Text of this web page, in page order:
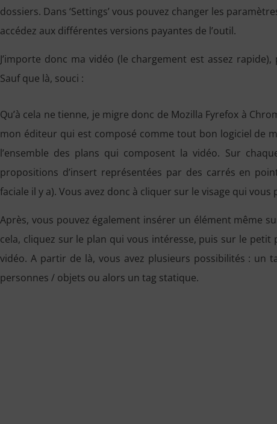
dossiers. Dans ‘Settings’ vous pouvez changer les
accédez aux différentes versions payantes de l’outil.
J’importe donc ma vidéo (le chargement est assez rapide),
Sauf que là, souci :
Qu’à cela ne tienne, je migre donc de Mozilla Fyrefox à
mon éditeur qui est composé comme tout bon logiciel de
l’ensemble des plans qui composent la vidéo. Sur
propositions d’insert représentées par des carrés en
faciale il y a). Vous avez donc à cliquer sur le visage qui vous
Après, vous pouvez également insérer un élément même
cela, cliquez sur le plan qui vous intéresse, puis sur le petit
vidéo. A partir de là, vous avez plusieurs possibilités : un
personnes / objets ou alors un tag statique.